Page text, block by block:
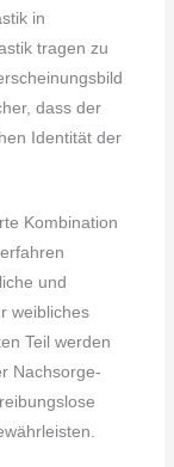
in
tragen zu
dass der
Identität der
Kombination
und
weibliches
Teil werden
Nachsorge-